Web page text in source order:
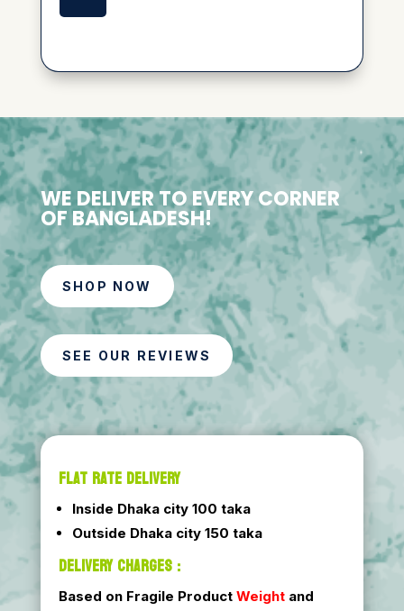
WE DELIVER TO EVERY CORNER
OF BANGLADESH!
SHOP NOW
SEE OUR REVIEWS
FLAT RATE DELIVERY
Inside Dhaka city 100 taka
Outside Dhaka city 150 taka
DELIVERY CHARGES :
Based on Fragile Product Weightand